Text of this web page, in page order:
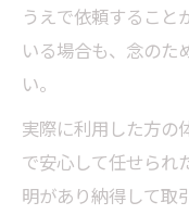
不用品買取を
出張買取
法
出張買取
家具家電
うえで依頼すること
いる場合も、念のた
い。
実際に利用した方の
で安心して任せられ
明があり納得して取